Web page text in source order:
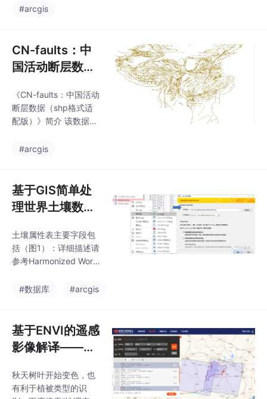
式直接存储实型数据。
信息，采用GCS_WGS_1
h Engine平台获取，有
效值域0-10（m²/m
²），可直观反映植被密
品，LAI数据广泛应用于
生态研究（碳循环分
析）、农业监测（作物
（灾害影响分析），为
#arcgis
CN-faults：中
国活动断层数据
版）
《CN-faults：中国活动
断层数据（shp格式适
配版）》简介 该数据源
布的活断层数据库（CA
式。数据集整合了130
余个断层调查项目成
果，包含断层名称、活
核心属性字段（中英文
对照）。虽然转换过程
中可能存在部分中文字
015版显著提升。该数
估提供
#arcgis
基于GIS简单处
理世界土壤数据
中国土壤数据集
土壤属性表主要字段包
括（图1）：详细描述请
参考Harmonized World
1.1).pdf文件，其中以T
m），以S开头的土壤属
性代表土壤下层的土壤
属性（30-100cm）。
管理工具】——【栅
格】——【栅格属
#数据库 #arcgis
基于ENVI的遥感
影像解译——以
为例（上）
秋天树叶开始变色，也
有利于植被类型的识